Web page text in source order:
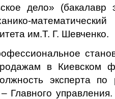
дело» (бакалавр
математический
им.Т. Г. Шевченко.
в
эксперта
Главного